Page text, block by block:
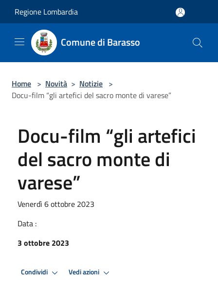
Regione Lombardia
Comune di Barasso
Home > Novità > Notizie >
Docu-film “gli artefici del sacro monte di varese”
Docu-film “gli artefici
del sacro monte di
varese”
Venerdì 6 ottobre 2023
Data :
3 ottobre 2023
Condividi Vedi azioni